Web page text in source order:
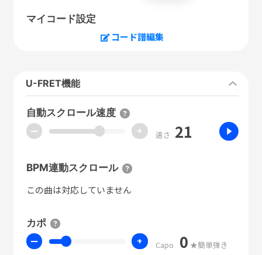
マイコード設定
コード譜編集
U-FRET機能
自動スクロール速度
ー + 速さ 21
BPM連動スクロール
この曲は対応していません
カポ
ー + Capo 0 ★簡単弾き